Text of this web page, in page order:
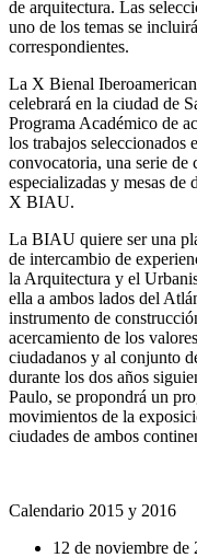
de arquitectura. Las
uno de los temas se
correspondientes.
La X Bienal
celebrará en la ciudad de
Programa Académico de
los trabajos seleccionados
convocatoria, una serie de
especializadas y mesas de
X BIAU.
La BIAU quiere ser una
de intercambio de
la Arquitectura y el
ella a ambos lados del
instrumento de
acercamiento de los
ciudadanos y al conjunto
durante los dos años
Paulo, se propondrá un
movimientos de la
ciudades de ambos
Calendario 2015 y 2016
12 de noviembre de